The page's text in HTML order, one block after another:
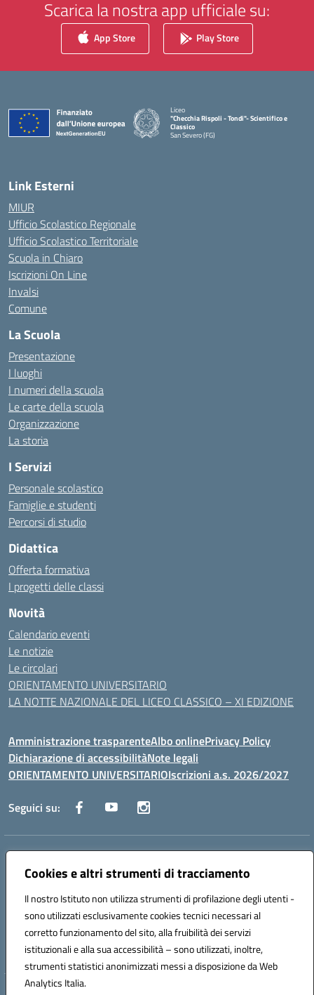
Cookies e altri strumenti di tracciamento
Il nostro Istituto non utilizza strumenti di profilazione degli utenti -
sono utilizzati esclusivamente cookies tecnici necessari al
corretto funzionamento del sito, alla fruibilità dei servizi
istituzionali e alla sua accessibilità – sono utilizzati, inoltre,
strumenti statistici anonimizzati messi a disposizione da Web
Analytics Italia.
Scarica la nostra app ufficiale su:
App Store Play Store
Liceo
"Checchia Rispoli - Tondi"- Scientifico e
Classico
San Severo (FG)
Link Esterni
MIUR
Ufficio Scolastico Regionale
Ufficio Scolastico Territoriale
Scuola in Chiaro
Iscrizioni On Line
Invalsi
Comune
La Scuola
Presentazione
I luoghi
I numeri della scuola
Le carte della scuola
Organizzazione
La storia
I Servizi
Personale scolastico
Famiglie e studenti
Percorsi di studio
Didattica
Offerta formativa
I progetti delle classi
Novità
Calendario eventi
Le notizie
Le circolari
ORIENTAMENTO UNIVERSITARIO
LA NOTTE NAZIONALE DEL LICEO CLASSICO – XI EDIZIONE
Amministrazione trasparenteAlbo onlinePrivacy Policy
Dichiarazione di accessibilitàNote legali
ORIENTAMENTO UNIVERSITARIOIscrizioni a.s. 2026/2027
Seguici su:
Indirizzo:
Centralino:0882 331218 Email:fgps210002@istruzione.it
Codice fiscale: 93071630714
Codice meccanografico:
FGPS210002
Codice unico di fatturazione (CUF): UF7W9K